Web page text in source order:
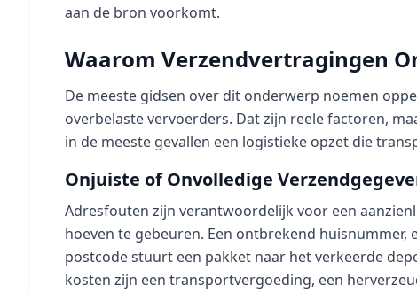
aan de bron voorkomt.
Waarom Verzendvertragingen
De meeste gidsen over dit onderwerp noemen
overbelaste vervoerders. Dat zijn reele factoren,
in de meeste gevallen een logistieke opzet die
Onjuiste of Onvolledige
Adresfouten zijn verantwoordelijk voor een
hoeven te gebeuren. Een ontbrekend
postcode stuurt een pakket naar het verkeerde
kosten zijn een transportvergoeding, een